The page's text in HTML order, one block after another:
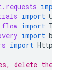
import
import
import
import build
import HttpError
delete the file